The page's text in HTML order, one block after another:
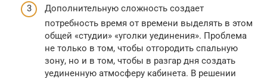
Дополнительную сложность создает
потребность время от времени выделять в этом
общей «студии» «уголки уединения». Проблема
не только в том, чтобы отгородить спальную
зону, но и в том, чтобы в разгар дня создать
уединенную атмосферу кабинета. В решении